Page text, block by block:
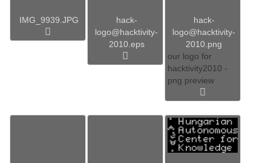
IMG_9939.JPG
hack-
logo@hacktivity-
2010.eps
hack-
logo@hacktivity-
2010.png
our logo for
hacktivity2010 -
png preview